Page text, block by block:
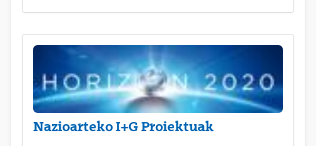
Nazioarteko I+G Proiektuak